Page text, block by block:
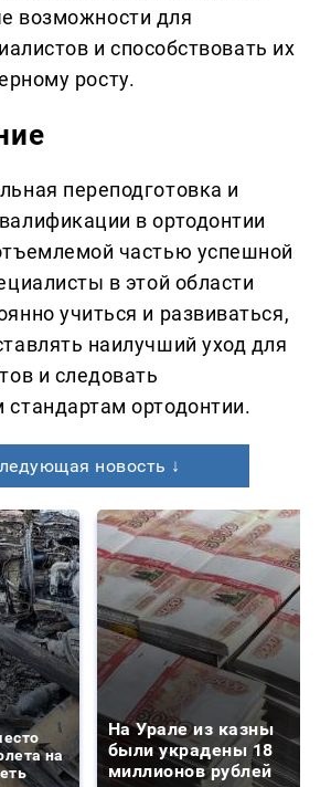
возможности для
и способствовать их
росту.
переподготовка и
в ортодонтии
частью успешной
в этой области
учиться и развиваться,
наилучший уход для
и следовать
ортодонтии.
новость ↓
на
На Урале из казны
были украдены 18
миллионов рублей